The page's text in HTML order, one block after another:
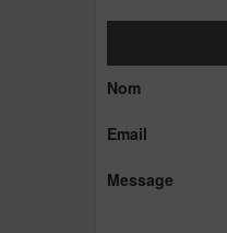
Nom
Email
Message